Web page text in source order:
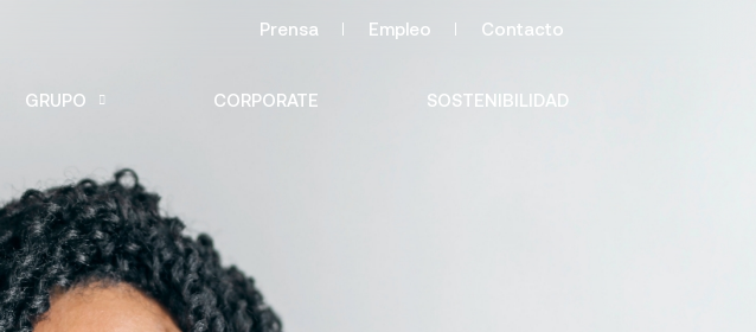
Prensa Empleo Contacto
GRUPO CORPORATE SOSTENIBILIDAD